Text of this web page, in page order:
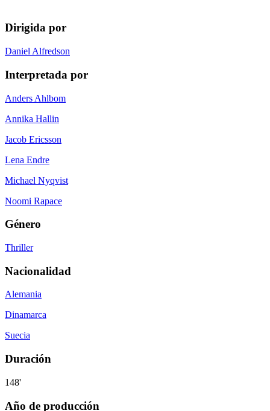
Dirigida por
Daniel Alfredson
Interpretada por
Anders Ahlbom
Annika Hallin
Jacob Ericsson
Lena Endre
Michael Nyqvist
Noomi Rapace
Género
Thriller
Nacionalidad
Alemania
Dinamarca
Suecia
Duración
148'
Año de producción